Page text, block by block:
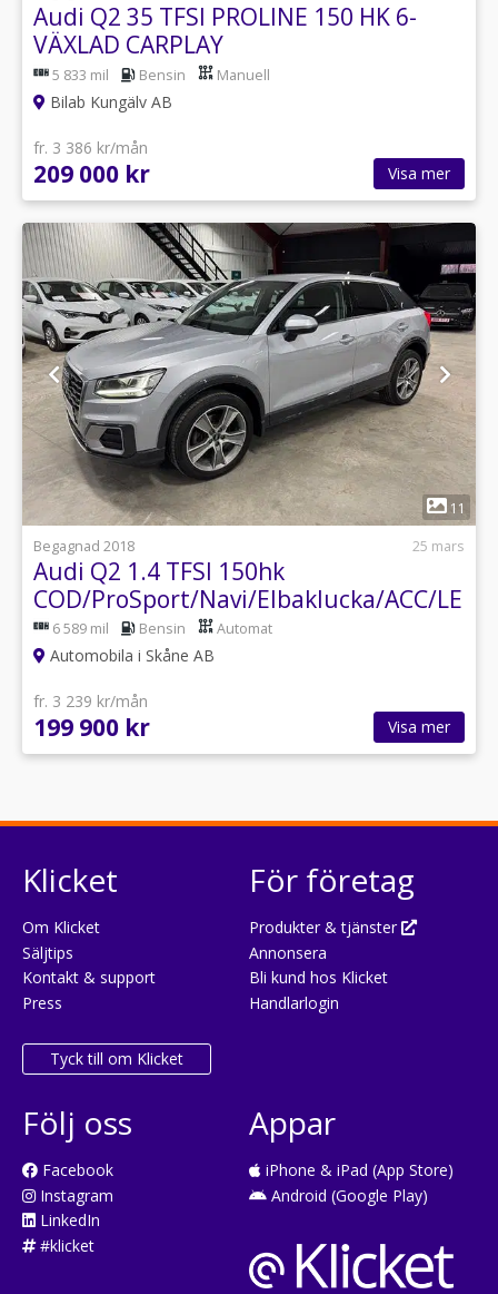
Audi Q2 35 TFSI PROLINE 150 HK 6-
VÄXLAD CARPLAY
5 833 mil Bensin Manuell
Bilab Kungälv AB
fr. 3 386 kr/mån
209 000 kr Visa mer
1
11
Begagnad 2018
25 mars
Audi Q2 1.4 TFSI 150hk
COD/ProSport/Navi/Elbaklucka/ACC/LED/
6 589 mil Bensin Automat
Automobila i Skåne AB
fr. 3 239 kr/mån
199 900 kr Visa mer
Klicket
Om Klicket
Säljtips
Kontakt & support
Press
Tyck till om Klicket
För företag
Produkter & tjänster
Annonsera
Bli kund hos Klicket
Handlarlogin
Följ oss
Facebook
Instagram
LinkedIn
#klicket
Appar
iPhone & iPad (App Store)
Android (Google Play)